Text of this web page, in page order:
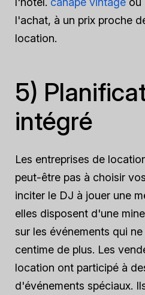
l'achat, à un prix proche
location.
5)
intégré
Les entreprises de
peut-être pas à choisir
inciter le DJ à jouer une
elles disposent d'une
sur les événements qui
centime de plus. Les
location ont participé à
d'événements spéciaux.